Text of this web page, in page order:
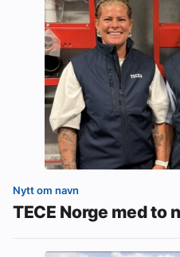
Nytt om navn
TECE Norge med to